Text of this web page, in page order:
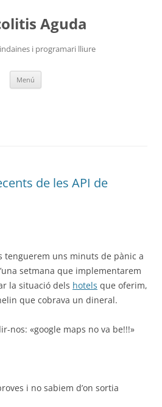
Aguda
i programari lliure
Menú
de les API de
tenguerem uns minuts de pànic a
setmana que implementarem
la situació dels hotels que oferim,
que cobrava un dineral.
nos: «google maps no va be!!!»
i no sabiem d’on sortia